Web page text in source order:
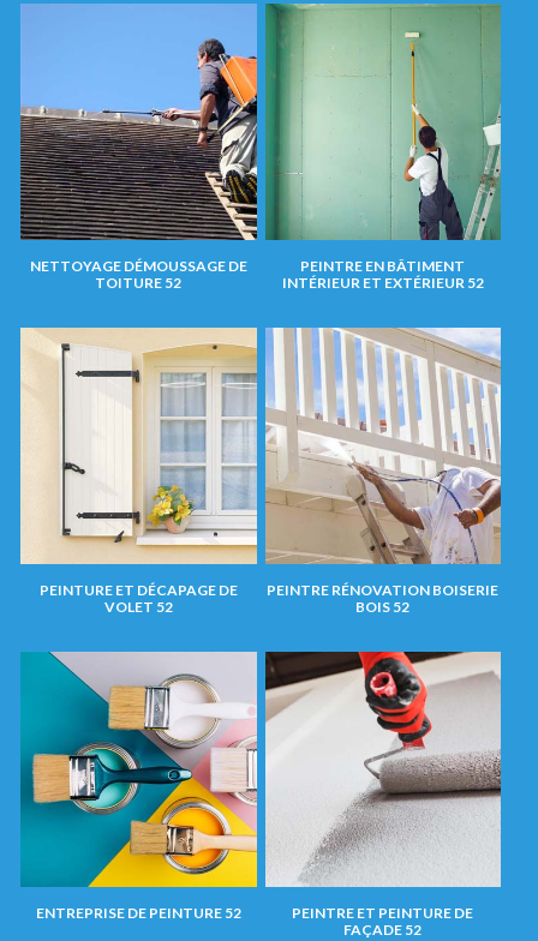
NETTOYAGE DÉMOUSSAGE DE
TOITURE 52
PEINTRE EN BÂTIMENT
INTÉRIEUR ET EXTÉRIEUR 52
PEINTURE ET DÉCAPAGE DE
VOLET 52
PEINTRE RÉNOVATION BOISERIE
BOIS 52
ENTREPRISE DE PEINTURE 52
PEINTRE ET PEINTURE DE
FAÇADE 52